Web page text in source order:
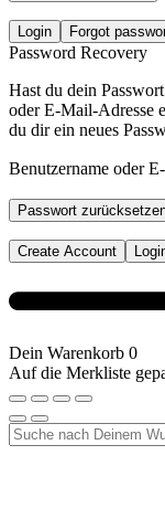
Login Forgot
Password Recovery
Hast du dein
oder E-Mail-Adresse
du dir ein neues
Benutzername oder
Passwort
Create Account
Dein Warenkorb 0
Auf die Merkliste